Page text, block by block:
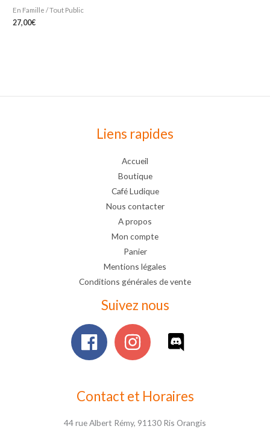
En Famille / Tout Public
27,00€
Liens rapides
Accueil
Boutique
Café Ludique
Nous contacter
A propos
Mon compte
Panier
Mentions légales
Conditions générales de vente
Suivez nous
Contact et Horaires
44 rue Albert Rémy, 91130 Ris Orangis